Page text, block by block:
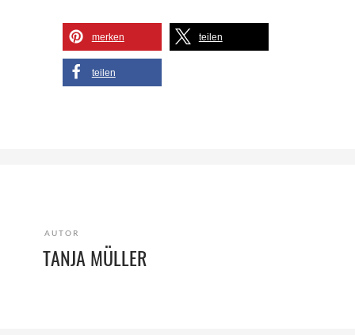
merken teilen
teilen
AUTOR
TANJA MÜLLER